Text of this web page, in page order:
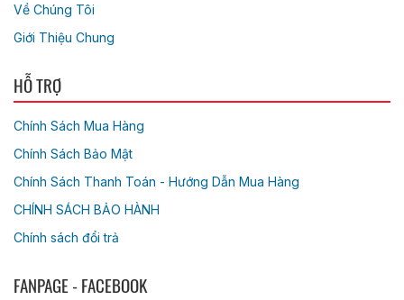
Về Chúng Tôi
Giới Thiệu Chung
HỖ TRỢ
Chính Sách Mua Hàng
Chính Sách Bảo Mật
Chính Sách Thanh Toán - Hướng Dẫn Mua Hàng
CHÍNH SÁCH BẢO HÀNH
Chính sách đổi trả
FANPAGE - FACEBOOK